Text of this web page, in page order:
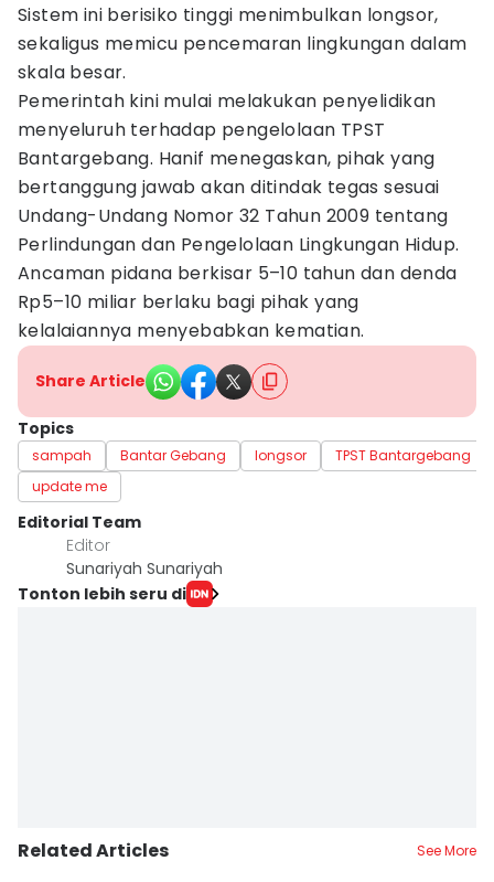
Sistem ini berisiko tinggi menimbulkan longsor,
sekaligus memicu pencemaran lingkungan dalam
skala besar.
Pemerintah kini mulai melakukan penyelidikan
menyeluruh terhadap pengelolaan TPST
Bantargebang. Hanif menegaskan, pihak yang
bertanggung jawab akan ditindak tegas sesuai
Undang-Undang Nomor 32 Tahun 2009 tentang
Perlindungan dan Pengelolaan Lingkungan Hidup.
Ancaman pidana berkisar 5–10 tahun dan denda
Rp5–10 miliar berlaku bagi pihak yang
kelalaiannya menyebabkan kematian.
Share Article
Topics
sampah Bantar Gebang longsor
TPST Bantargebang
update me
Editorial Team
Editor
Sunariyah Sunariyah
Tonton lebih seru di
Related Articles See More